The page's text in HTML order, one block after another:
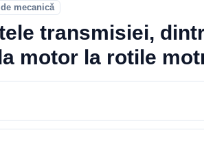
mecanică
transmisiei,
motor la rotile